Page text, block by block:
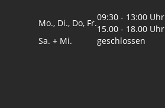
Mo., Di., Do, Fr.
09:30 - 13:00 Uhr
15.00 - 18.00 Uhr
Sa. + Mi.
geschlossen